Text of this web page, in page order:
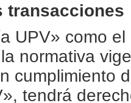
transacciones
UPV» como
normativa
cumplimiento
tendrá